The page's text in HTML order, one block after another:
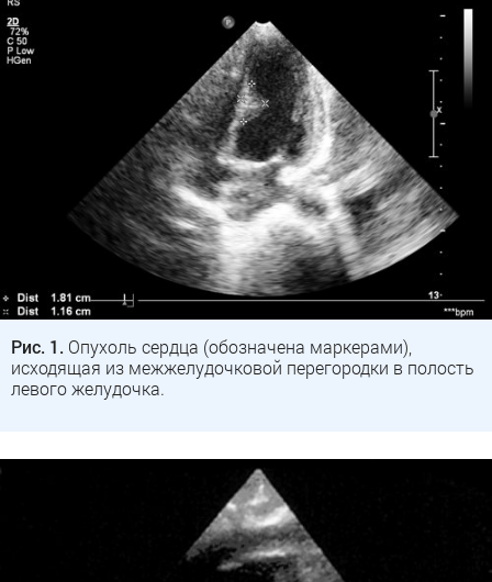
Рис. 1. Опухоль сердца (обозначена маркерами),
исходящая из межжелудочковой перегородки в полость
левого желудочка.